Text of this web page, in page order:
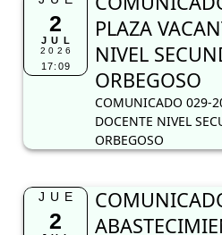
2
JUL
2026
17:09
PLAZA
NIVEL
ORBEGOSO
COMUNICADO 029-
DOCENTE NIVEL
ORBEGOSO
JUE
2